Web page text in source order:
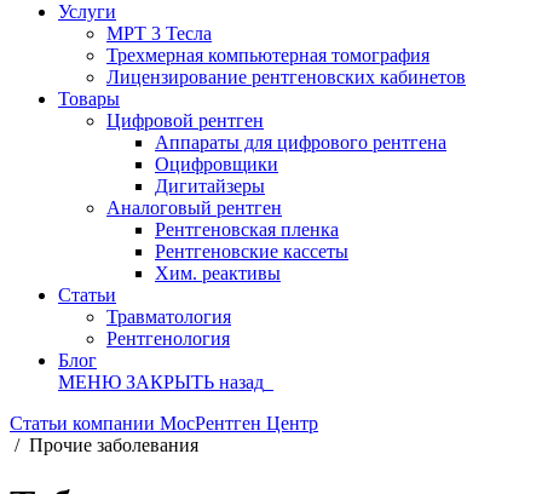
Услуги
МРТ 3 Тесла
Трехмерная компьютерная томография
Лицензирование рентгеновских кабинетов
Товары
Цифровой рентген
Аппараты для цифрового рентгена
Оцифровщики
Дигитайзеры
Аналоговый рентген
Рентгеновская пленка
Рентгеновские кассеты
Хим. реактивы
Статьи
Травматология
Рентгенология
Блог
МЕНЮ ЗАКРЫТЬ назад
Статьи компании МосРентген Центр
/ Прочие заболевания